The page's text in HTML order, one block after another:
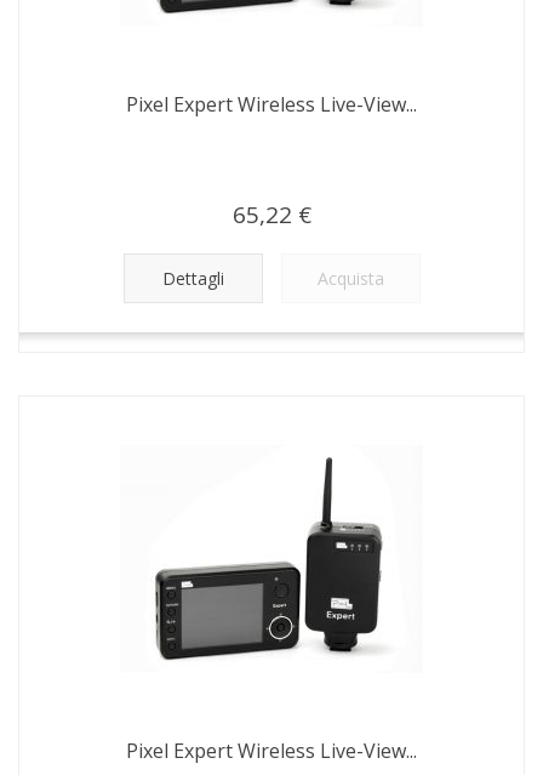
Pixel Expert Wireless Live-View...
65,22 €
Dettagli Acquista
Pixel Expert Wireless Live-View...